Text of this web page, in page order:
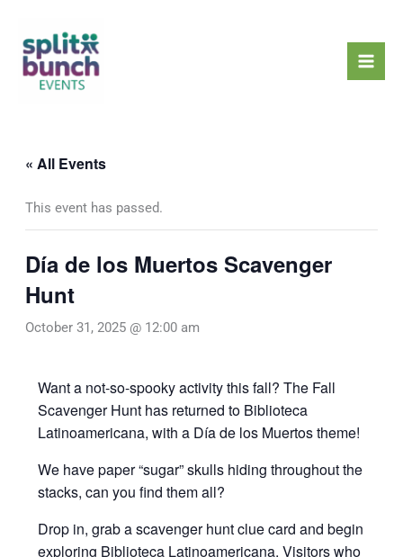
content
« All Events
This event has passed.
Día de los Muertos Scavenger
Hunt
October 31, 2025 @ 12:00 am
Want a not-so-spooky activity this fall? The Fall
Scavenger Hunt has returned to Biblioteca
Latinoamericana, with a Día de los Muertos theme!
We have paper “sugar” skulls hiding throughout the
stacks, can you find them all?
Drop in, grab a scavenger hunt clue card and begin
exploring Biblioteca Latinoamericana. Visitors who